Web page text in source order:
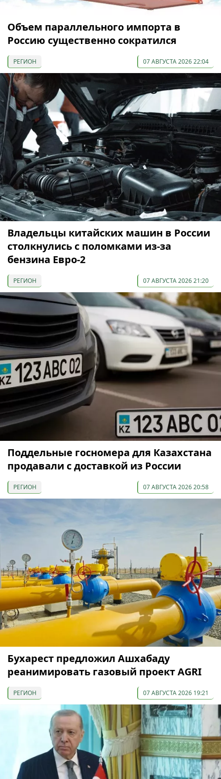
Объем параллельного импорта в
Россию существенно сократился
РЕГИОН 07 АВГУСТА 2026 22:04
Владельцы китайских машин в России
столкнулись с поломками из-за
бензина Евро-2
РЕГИОН 07 АВГУСТА 2026 21:20
Поддельные госномера для Казахстана
продавали с доставкой из России
РЕГИОН 07 АВГУСТА 2026 20:58
Бухарест предложил Ашхабаду
реанимировать газовый проект AGRI
РЕГИОН 07 АВГУСТА 2026 19:21